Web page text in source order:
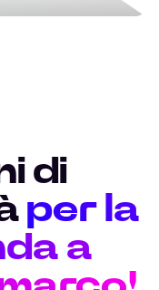
di
per la
a